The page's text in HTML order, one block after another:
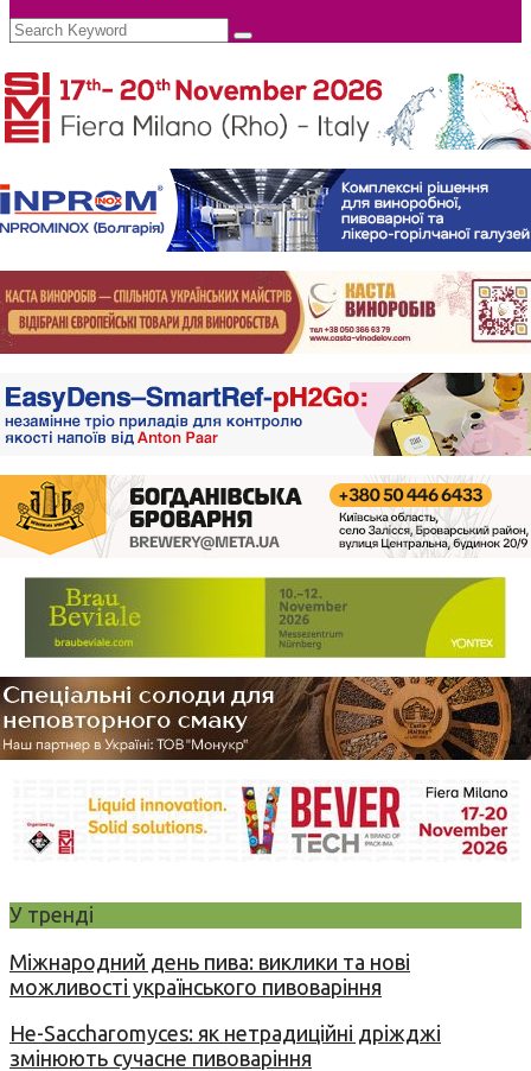
У тренді
Міжнародний день пива: виклики та нові
можливості українського пивоваріння
Не-Saccharomyces: як нетрадиційні дріжджі
змінюють сучасне пивоваріння